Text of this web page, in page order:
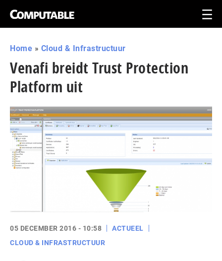
Home » Cloud & Infrastructuur
Venafi breidt Trust Protection
Platform uit
05 DECEMBER 2016 - 10:58
ACTUEEL
CLOUD & INFRASTRUCTUUR